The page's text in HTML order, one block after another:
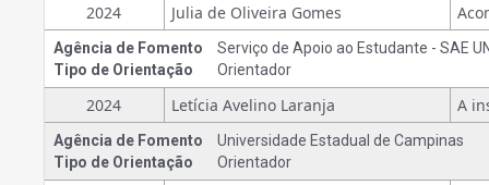
2024 Julia de Oliveira Gomes
Agência de Fomento
Serviço de Apoio ao Estudante - SAE
Tipo de Orientação
Orientador
2024 Letícia Avelino Laranja
Agência de Fomento
Universidade Estadual de Campinas
Tipo de Orientação
Orientador